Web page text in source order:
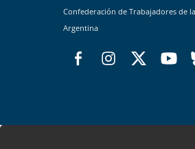
Confederación de Trabajadores de
Argentina